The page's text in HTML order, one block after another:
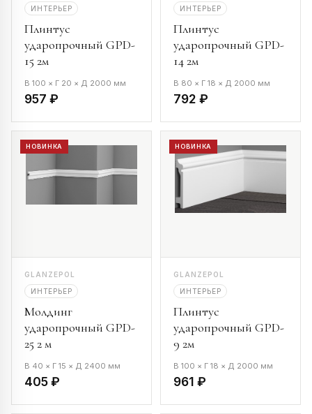
ИНТЕРЬЕР
Плинтус
ударопрочный GPD-
15 2м
В 100 × Г 20 × Д 2000 мм
957 ₽
ИНТЕРЬЕР
Плинтус
ударопрочный GPD-
14 2м
В 80 × Г 18 × Д 2000 мм
792 ₽
НОВИНКА
GLANZEPOL
ИНТЕРЬЕР
Молдинг
ударопрочный GPD-
25 2 м
В 40 × Г 15 × Д 2400 мм
405 ₽
НОВИНКА
GLANZEPOL
ИНТЕРЬЕР
Плинтус
ударопрочный GPD-
9 2м
В 100 × Г 18 × Д 2000 мм
961 ₽